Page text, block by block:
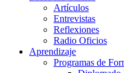
Artículos
Entrevistas
Reflexiones
Radio Oficios
Aprendizaje
Programas de